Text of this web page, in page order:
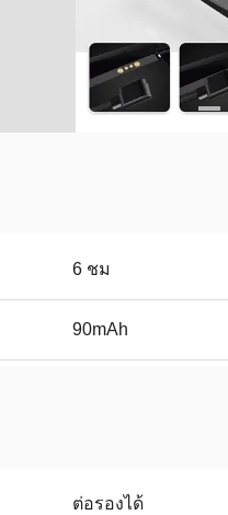
6 ชม
90mAh
ต่อรองได้